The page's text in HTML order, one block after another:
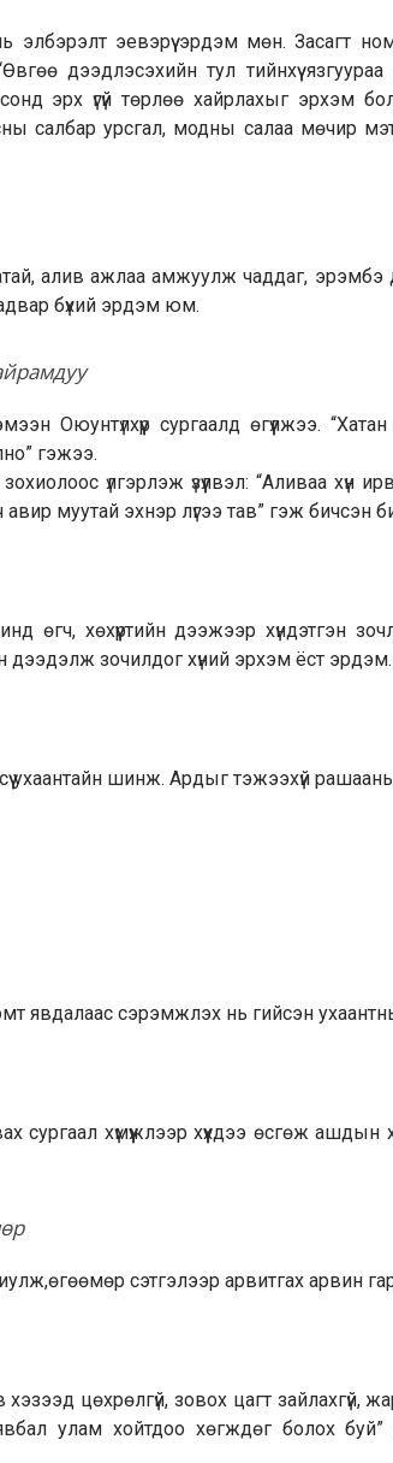
элбэрэлт эевэрүү эрдэм мөн. Засагт
дээдлэсэхийн тул тийнхүү язгуураа
эрх үгүй төрлөө хайрлахыг эрхэм
салбар урсгал, модны салаа мөчир
алив ажлаа амжуулж чаддаг,
бүхий эрдэм юм.
сургаалд өгүүлжээ.
гэжээ.
үлгэрлэж үзүүлвэл: “Аливаа хүн
муутай эхнэр лүгээ тав” гэж бичсэн
хөхүүртийн дээжээр хүндэтгэн
дээдэлж зочилдог хүний эрхэм ёст эрдэм.
ухаантайн шинж. Ардыг тэжээхүй
явдалаас сэрэмжлэх нь гийсэн
сургаал хүмүүжлээр хүүхдээ өсгөж
сэтгэлээр арвитгах арвин
цөхрөлгүй, зовох цагт зайлахгүй,
улам хойтдоо хөгждөг болох буй”